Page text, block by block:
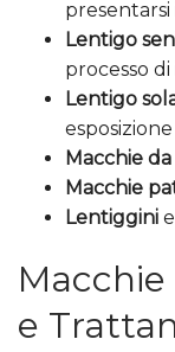
presentarsi
Lentigo
processo
Lentigo
Macchie
Macchie
Lentiggini
e